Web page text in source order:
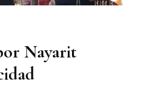
Nayarit